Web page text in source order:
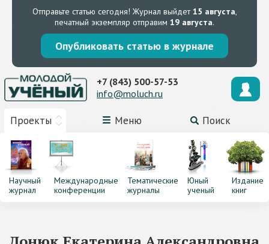
Отправьте статью сегодня! Журнал выйдет15 августа,
печатный экземпляр отправим 19 августа.
Опубликовать статью в журнале
Проекты Меню Поиск
+7 (843) 500-57-53
info@moluch.ru
Научный
журнал
Международные
конференции
Тематические
журналы
Юный
ученый
Издание
книг